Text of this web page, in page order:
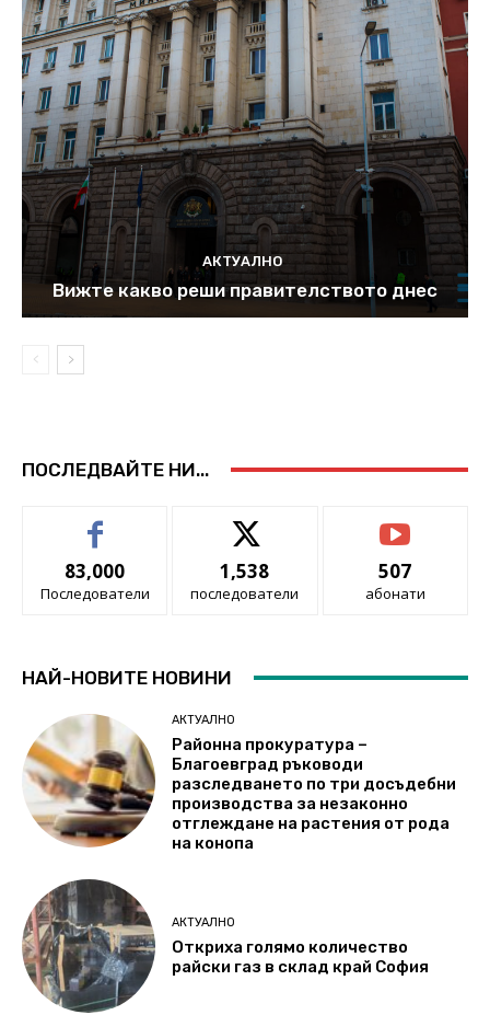
АКТУАЛНО
Вижте какво реши правителството днес
ПОСЛЕДВАЙТЕ НИ...
83,000
Последователи
1,538
последователи
507
абонати
НАЙ-НОВИТЕ НОВИНИ
АКТУАЛНО
Районна прокуратура –
Благоевград ръководи
разследването по три досъдебни
производства за незаконно
отглеждане на растения от рода
на конопа
АКТУАЛНО
Откриха голямо количество
райски газ в склад край София